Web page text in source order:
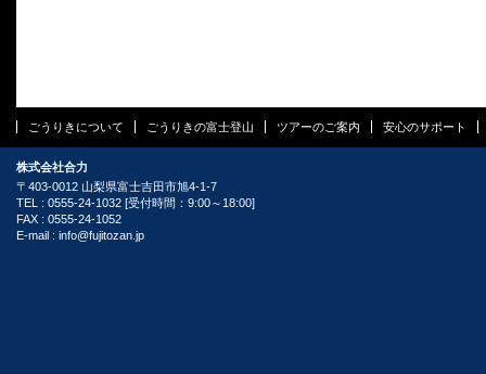
ごうりきについて ごうりきの富士登山 ツアーのご案内 安心のサポート
株式会社合力
〒403-0012 山梨県富士吉田市旭4-1-7
TEL : 0555-24-1032 [受付時間：9:00～18:00]
FAX : 0555-24-1052
E-mail : info@fujitozan.jp